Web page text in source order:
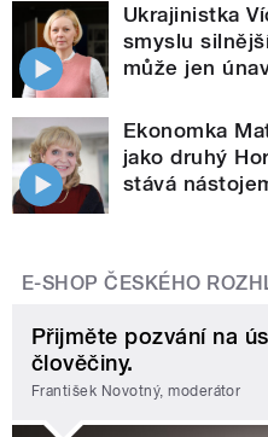
Ukrajinistka
smyslu
může jen
Ekonomka
jako druhý
stává
E-SHOP ČESKÉHO
Přijměte pozvání na
člověčiny.
František Novotný, moderátor